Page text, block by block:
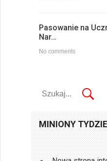
Pasowanie na
Nar…
No comments
MINIONY